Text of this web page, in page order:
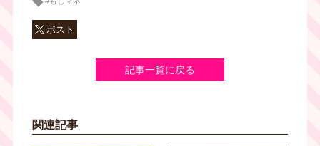
ポスト
記事一覧に戻る
関連記事